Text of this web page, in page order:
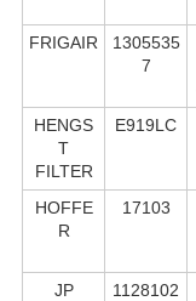
FRIGAIR
1305535
7
HENGS
T
FILTER
E919LC
HOFFE
R
17103
JP
1128102